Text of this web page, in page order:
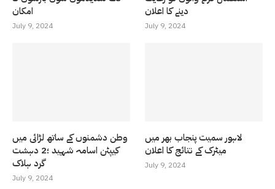
امکان
July 9, 2024
دینے کا اعلان
July 9, 2024
وطن دشمنوں کے ساتھ لڑائی میں
کیپٹن اسامہ شہید ؛2 دہشت
گرد ہلاک
July 9, 2024
لاہور سمیت پنجاب بھر میں
میٹرک کے نتائج کا اعلان
July 9, 2024